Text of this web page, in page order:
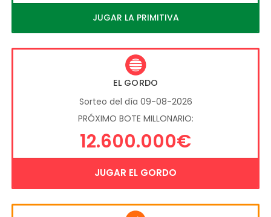
JUGAR LA PRIMITIVA
EL GORDO
Sorteo del día 09-08-2026
PRÓXIMO BOTE MILLONARIO:
12.600.000€
JUGAR EL GORDO